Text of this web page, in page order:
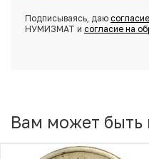
Подписываясь, даю согласие
НУМИЗМАТ и согласие на
Вам может быть